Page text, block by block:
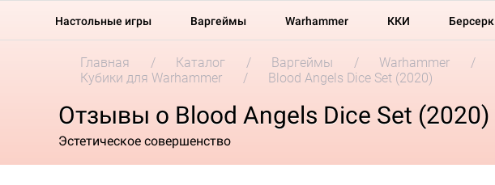
Настольные игры Варгеймы Warhammer ККИ Берсерк
Главная Каталог Варгеймы Warhammer
Кубики для Warhammer
Blood Angels Dice Set (2020)
Отзывы о Blood Angels Dice Set (2020)
Эстетическое совершенство